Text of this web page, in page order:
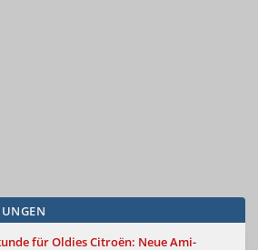
für OldiesCitroën: Neue Ami-